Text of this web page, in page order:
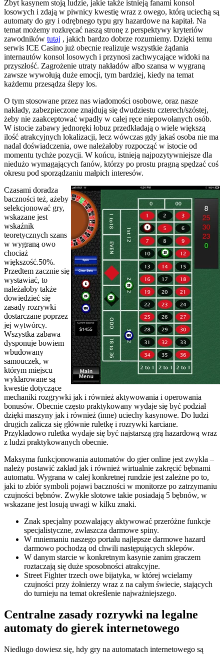
Zbyt kasynem stoją ludzie, jakie także istnieją fanami konsol
losowych i zdają w piwnicy kwestię wraz z owego, którą uciechą są
automaty do gry i odrębnego typu gry hazardowe na kapitał. Na
temat możemy rozkręcać naszą stronę z perspektywy kryteriów
zawodników tutaj , jakich bardzo dobrze rozumiemy. Dzięki temu
serwis ICE Casino już obecnie realizuje wszystkie żądania
internautów konsol losowych i przynosi zachwycające widoki na
przyszłość. Zagrożenie utraty nakładów albo szansa w wygraną
zawsze wywołują duże emocji, tym bardziej, kiedy na temat
każdemu przesądza ślepy los.
O tym stosowane przez nas wiadomości osobowe, oraz nasze
nakłady, zabezpieczone znajdują się dwudziestu czterech/szóstej,
żeby nie zaakceptować wpadły w całej ręce niepowołanych osób.
W istocie zabawy jednoręki łobuz przedkładają o wiele większą
ilość atrakcyjnych lokalizacji, lecz wówczas gdy jakaś osoba nie ma
nadal doświadczenia, owe należałoby rozpocząć w istocie od
momentu tychże pozycji. W końcu, istnieją najpozytywniejsze dla
niedużo wymagających fanów, którzy po prostu pragną spędzać coś
okresu pod sporządzaniu małpich interesów.
Czasami doradza
baczności też, ażeby
selekcjonować gry,
wskazane jest
wskaźnik
teoretycznych szans
w wygraną owo
chociaż
większość.50%.
Przedtem zacznie się
wystawiać, to
należałoby także
dowiedzieć się
zasady rozrywki
dostarczane poprzez
jej wytwórcy.
Wszystka zabawa
dysponuje bowiem
wbudowany
samouczek, w
którym miejscu
wyklarowane są
kwestie dotyczące
mechaniki rozgrywki jak i również aktywowania i operowania
bonusów. Obecnie często praktykowany wydaje się być podział
dzięki maszyny jak i również (inne) uciechy kasynowe. Do ludzi
drugich zalicza się głównie ruletkę i rozrywki karciane.
Przykładowo ruletka wydaje się być najstarszą grą hazardową wraz
z ludzi praktykowanych obecnie.
Maksyma funkcjonowania automatów do gier online jest zwykła –
należy postawić zakład jak i również wirtualnie zakręcić bębnami
automatu. Wygrana w całej konkretnej rundzie jest zależne po to,
jaki to zbiór symboli pojawi baczności w monitorze po zatrzymaniu
czujności bębnów. Zwykłe slotowe takie posiadają 5 bębnów, w
wskazane jest losują uwagi w kilku znaki.
Znak specjalny pozwalający aktywować przeróżne funkcje
specjalistyczne, zwłaszcza darmowe spiny.
W mniemaniu naszego portalu najlepsze darmowe hazard
darmowo pochodzą od chwili następujących sklepów.
W danym starcie w konkretnym kasynie zanim graczem
roztaczają się duże sposobności atrakcyjne.
Street Fighter trzech owe bijatyka, w której wcielamy
czujności przy żołnierzy wraz z na całym świecie, stających
do turnieju na temat określenie najważniejszego.
Centralne zasady rozrywki na legalne
automaty do gierek internetowego
Niedługo dowiesz się, hdy gry na automatach internetowego są